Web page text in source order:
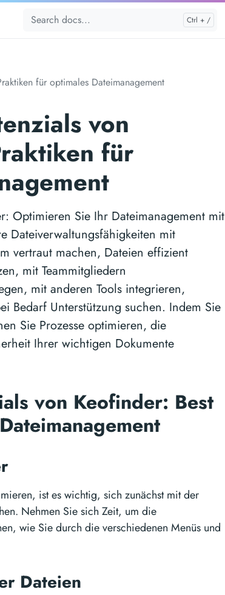
für optimales Dateimanagement
von
für
Optimieren Sie Ihr Dateimanagement mit
Dateiverwaltungsfähigkeiten mit
vertraut machen, Dateien effizient
mit Teammitgliedern
mit anderen Tools integrieren,
Bedarf Unterstützung suchen. Indem Sie
Sie Prozesse optimieren, die
Ihrer wichtigen Dokumente
von Keofinder: Best
ist es wichtig, sich zunächst mit der
Nehmen Sie sich Zeit, um die
wie Sie durch die verschiedenen Menüs und
Dateien